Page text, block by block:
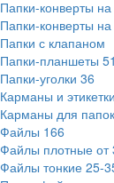
Папки-конверты на
Папки-конверты
Папки с клапаном
Папки-планшеты 51
Папки-уголки 36
Карманы и
Карманы для папок
Файлы 166
Файлы плотные от
Файлы тонкие 25-